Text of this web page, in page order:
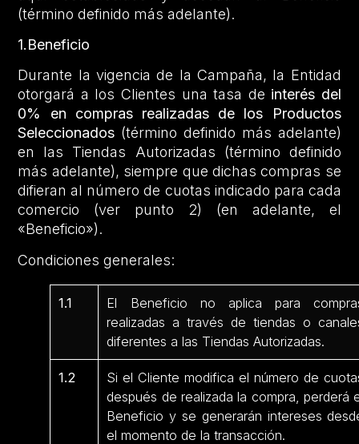
(término definido más adelante).
1.Beneficio
Durante la vigencia de la Campaña, la Entidad
otorgará a los Clientes una tasa de interés del
0% en compras realizadas de los Productos
Seleccionados (término definido más adelante)
en las Tiendas Autorizadas (término definido
más adelante), siempre que dichas compras se
difieran al número de cuotas indicado para cada
comercio (ver punto 2) (en adelante, el
«Beneficio»).
Condiciones generales:
1.1
El Beneficio no aplica para
realizadas a través de tiendas o
diferentes a las Tiendas Autorizadas.
1.2
Si el Cliente modifica el número de
después de realizada la compra, perderá
Beneficio y se generarán intereses
el momento de la transacción.